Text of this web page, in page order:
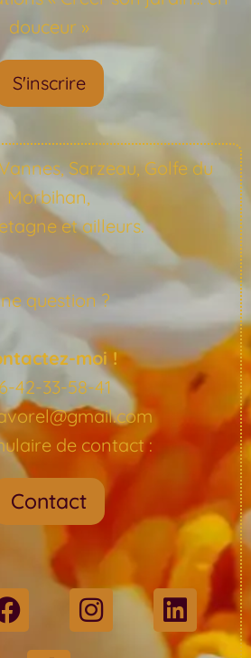
douceur »
S'inscrire
Sarzeau, Golfe du
Morbihan,
et ailleurs.
question ?
moi !
42-33-58-41
de contact :
Contact